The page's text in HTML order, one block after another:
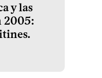
y las
2005: